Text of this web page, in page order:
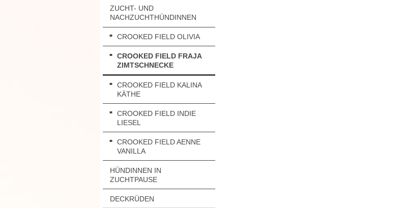
ZUCHT- UND
NACHZUCHTHÜNDINNEN
CROOKED FIELD OLIVIA
CROOKED FIELD FRAJA
ZIMTSCHNECKE
CROOKED FIELD KALINA
KÄTHE
CROOKED FIELD INDIE
LIESEL
CROOKED FIELD AENNE
VANILLA
HÜNDINNEN IN
ZUCHTPAUSE
DECKRÜDEN